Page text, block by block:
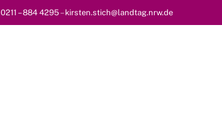
0211 – 884 4295–kirsten.stich@landtag.nrw.de